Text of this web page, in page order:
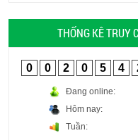
THỐNG KÊ TRUY
0 0 2 0 5 4
Đang online:
Hôm nay:
Tuần: